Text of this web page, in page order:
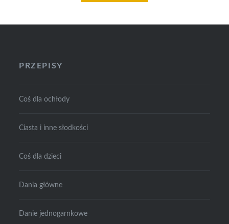
PRZEPISY
Coś dla ochłody
Ciasta i inne słodkości
Coś dla dzieci
Dania główne
Danie jednogarnkowe